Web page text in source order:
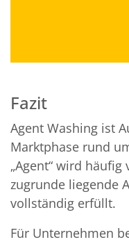
Fazit
Agent Washing ist
Marktphase rund
„Agent“ wird
zugrunde liegende
vollständig erfüllt.
Für Unternehmen